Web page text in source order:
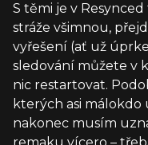
S těmi je v
stráže všimnou,
vyřešení (ať už
sledování můžete v
nic restartovat.
kterých asi
nakonec musím